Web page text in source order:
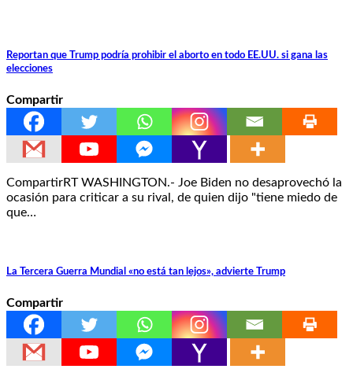
Reportan que Trump podría prohibir el aborto en todo EE.UU. si gana las
elecciones
Compartir
CompartirRT WASHINGTON.- Joe Biden no desaprovechó la
ocasión para criticar a su rival, de quien dijo "tiene miedo de
que…
La Tercera Guerra Mundial «no está tan lejos», advierte Trump
Compartir